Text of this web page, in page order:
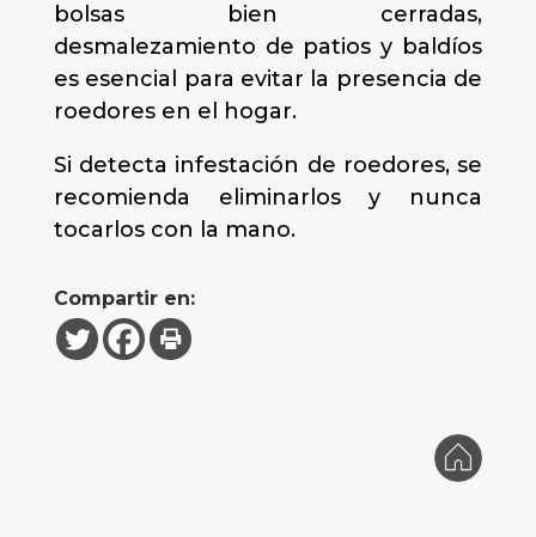
bolsas bien cerradas,
desmalezamiento de patios y baldíos
es esencial para evitar la presencia de
roedores en el hogar.
Si detecta infestación de roedores, se
recomienda eliminarlos y nunca
tocarlos con la mano.
Compartir en: